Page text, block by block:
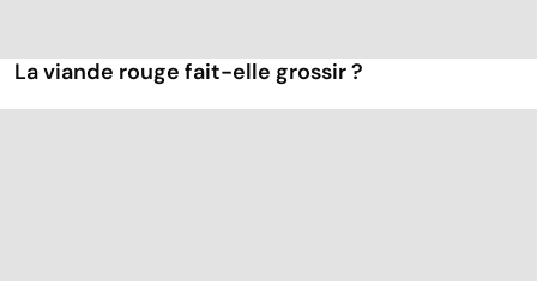
La viande rouge fait-elle grossir ?